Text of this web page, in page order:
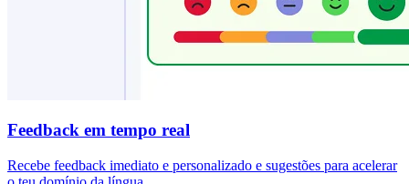
Feedback em tempo real
Recebe feedback imediato e personalizado e sugestões para acelerar